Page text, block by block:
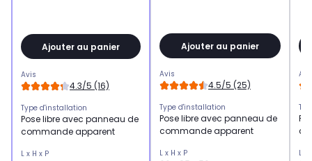
Ajouter au panier
Avis
4.3/5 (16)
Type d'installation
Pose libre avec panneau de
commande apparent
L x H x P
Ajouter au panier
Avis
4.5/5 (25)
Type d'installation
Pose libre avec panneau de
commande apparent
L x H x P L x